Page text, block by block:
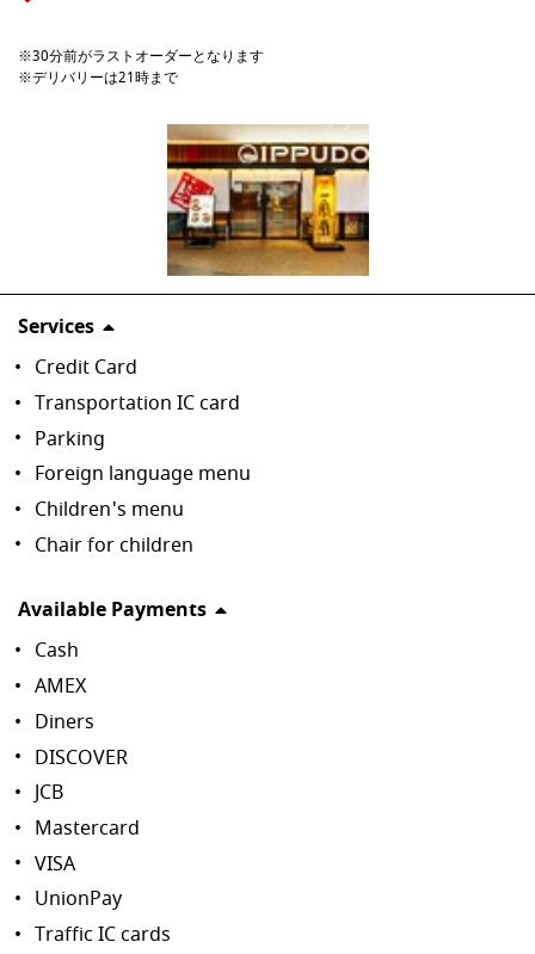
※30分前がラストオーダーとなります
※デリバリーは21時まで
Services
Credit Card
Transportation IC card
Parking
Foreign language menu
Children's menu
Chair for children
Available Payments
Cash
AMEX
Diners
DISCOVER
JCB
Mastercard
VISA
UnionPay
Traffic IC cards